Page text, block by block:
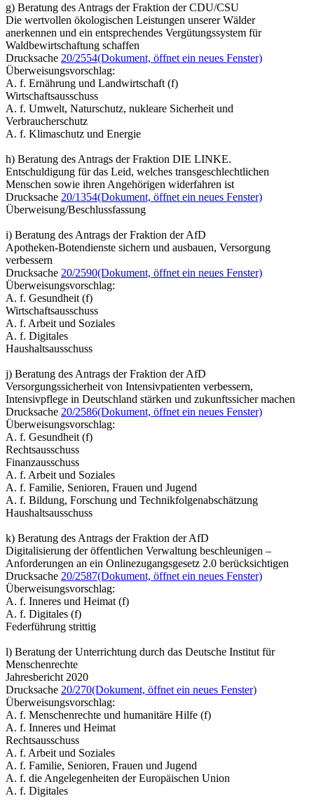
g) Beratung des Antrags der Fraktion der CDU/CSU
Die wertvollen ökologischen Leistungen unserer Wälder
anerkennen und ein entsprechendes Vergütungssystem für
Waldbewirtschaftung schaffen
Drucksache 20/2554(Dokument, öffnet ein neues Fenster)
Überweisungsvorschlag:
A. f. Ernährung und Landwirtschaft (f)
Wirtschaftsausschuss
A. f. Umwelt, Naturschutz, nukleare Sicherheit und
Verbraucherschutz
A. f. Klimaschutz und Energie
h) Beratung des Antrags der Fraktion DIE LINKE.
Entschuldigung für das Leid, welches transgeschlechtlichen
Menschen sowie ihren Angehörigen widerfahren ist
Drucksache 20/1354(Dokument, öffnet ein neues Fenster)
Überweisung/Beschlussfassung
i) Beratung des Antrags der Fraktion der AfD
Apotheken-Botendienste sichern und ausbauen, Versorgung
verbessern
Drucksache 20/2590(Dokument, öffnet ein neues Fenster)
Überweisungsvorschlag:
A. f. Gesundheit (f)
Wirtschaftsausschuss
A. f. Arbeit und Soziales
A. f. Digitales
Haushaltsausschuss
j) Beratung des Antrags der Fraktion der AfD
Versorgungssicherheit von Intensivpatienten verbessern,
Intensivpflege in Deutschland stärken und zukunftssicher machen
Drucksache 20/2586(Dokument, öffnet ein neues Fenster)
Überweisungsvorschlag:
A. f. Gesundheit (f)
Rechtsausschuss
Finanzausschuss
A. f. Arbeit und Soziales
A. f. Familie, Senioren, Frauen und Jugend
A. f. Bildung, Forschung und Technikfolgenabschätzung
Haushaltsausschuss
k) Beratung des Antrags der Fraktion der AfD
Digitalisierung der öffentlichen Verwaltung beschleunigen –
Anforderungen an ein Onlinezugangsgesetz 2.0 berücksichtigen
Drucksache 20/2587(Dokument, öffnet ein neues Fenster)
Überweisungsvorschlag:
A. f. Inneres und Heimat (f)
A. f. Digitales (f)
Federführung strittig
l) Beratung der Unterrichtung durch das Deutsche Institut für
Menschenrechte
Jahresbericht 2020
Drucksache 20/270(Dokument, öffnet ein neues Fenster)
Überweisungsvorschlag:
A. f. Menschenrechte und humanitäre Hilfe (f)
A. f. Inneres und Heimat
Rechtsausschuss
A. f. Arbeit und Soziales
A. f. Familie, Senioren, Frauen und Jugend
A. f. die Angelegenheiten der Europäischen Union
A. f. Digitales